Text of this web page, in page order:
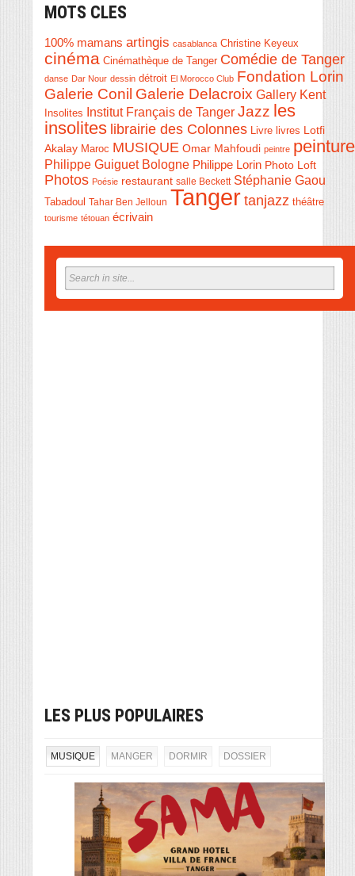
MOTS CLES
100% mamans artingis casablanca Christine Keyeux
cinéma Cinémathèque de Tanger Comédie de Tanger
danse Dar Nour dessin détroit El Morocco Club Fondation Lorin
Galerie Conil Galerie Delacroix Gallery Kent
Insolites Institut Français de Tanger Jazz les
insolites librairie des Colonnes Livre livres Lotfi
Akalay Maroc MUSIQUE Omar Mahfoudi peintre peinture
Philippe Guiguet Bologne Philippe Lorin Photo Loft
Photos Poésie restaurant salle Beckett Stéphanie Gaou
Tabadoul Tahar Ben Jelloun Tanger tanjazz théâtre
tourisme tétouan écrivain
LES PLUS POPULAIRES
MUSIQUE MANGER DORMIR DOSSIER